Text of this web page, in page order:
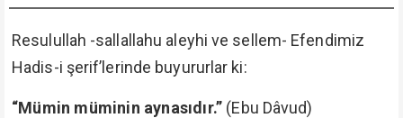
Resulullah -sallallahu aleyhi ve sellem- Efendimiz
Hadis-i şerif’lerinde buyururlar ki:
“Mümin müminin aynasıdır.” (Ebu Dâvud)